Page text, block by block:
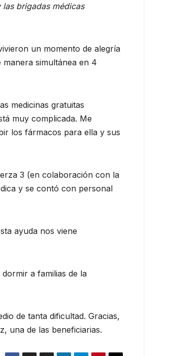
brigadas médicas
un momento de alegría
simultánea en 4
medicinas gratuitas
muy complicada. Me
los fármacos para ella y sus
3 (en colaboración con la
y se contó con personal
ayuda nos viene
a familias de la
de tanta dificultad. Gracias,
una de las beneficiarias.